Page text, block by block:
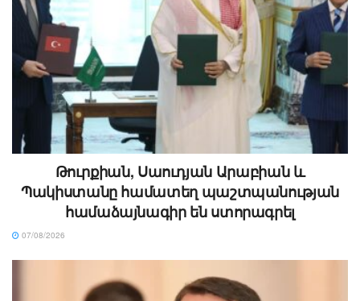
Թուրքիան, Սաուդյան Արաբիան և
Պակիստանը համատեղ պաշտպանության
համաձայնագիր են ստորագրել
07/08/2026